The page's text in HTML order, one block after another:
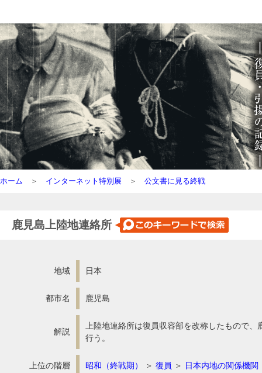
ホーム ＞ インターネット特別展 ＞ 公文書に見る終戦
鹿見島上陸地連絡所
地域 日本
都市名 鹿児島
解説
上陸地連絡所は復員収容部を改称したもので
行う。
上位の階層 昭和（終戦期） ＞ 復員 ＞ 日本内地の関係機関